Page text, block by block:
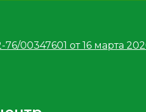
00347601 от 16 марта